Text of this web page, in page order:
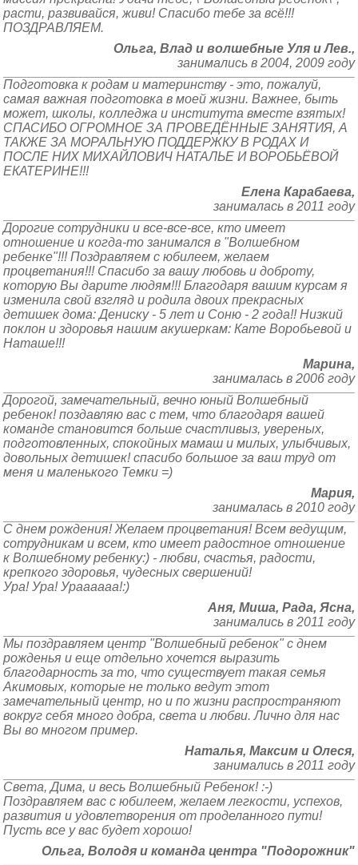
расти, развивайся, живи! Спасибо тебе за всё!!!
ПОЗДРАВЛЯЕМ.
Ольга, Влад и волшебные Уля и Лев.,
занимались в 2004, 2009 году
Подготовка к родам и материнству - это, пожалуй,
самая важная подготовка в моей жизни. Важнее, быть
может, школы, колледжа и института вместе взятых!
СПАСИБО ОГРОМНОЕ ЗА ПРОВЕДЁННЫЕ ЗАНЯТИЯ, А
ТАКЖЕ ЗА МОРАЛЬНУЮ ПОДДЕРЖКУ В РОДАХ И
ПОСЛЕ НИХ МИХАЙЛОВИЧ НАТАЛЬЕ И ВОРОБЬЁВОЙ
ЕКАТЕРИНЕ!!!
Елена Карабаева,
занималась в 2011 году
Дорогие сотрудники и все-все-все, кто имеет
отношение и когда-то занимался в "Волшебном
ребенке"!!! Поздравляем с юбилеем, желаем
процветания!!! Спасибо за вашу любовь и доброту,
которую Вы дарите людям!!! Благодаря вашим курсам я
изменила свой взгляд и родила двоих прекрасных
детишек дома: Дениску - 5 лет и Соню - 2 года!! Низкий
поклон и здоровья нашим акушеркам: Кате Воробьевой и
Наташе!!!
Марина,
занималась в 2006 году
Дорогой, замечательный, вечно юный Волшебный
ребенок! поздавляю вас с тем, что благодаря вашей
команде становится больше счастливыз, увереных,
подготовленных, спокойных мамаш и милых, улыбчивых,
довольных детишек! спасибо большое за ваш труд от
меня и маленького Темки =)
Мария,
занималась в 2010 году
С днем рождения! Желаем процветания! Всем ведущим,
сотрудникам и всем, кто имеет радостное отношение
к Волшебному ребенку:) - любви, счастья, радости,
крепкого здоровья, чудесных свершений!
Ура! Ура! Ураааааа!:)
Аня, Миша, Рада, Ясна,
занимались в 2011 году
Мы поздравляем центр "Волшебный ребенок" с днем
рожденья и еще отдельно хочется выразить
благодарность за то, что существует такая семья
Акимовых, которые не только ведут этот
замечательный центр, но и по жизни распространяют
вокруг себя много добра, света и любви. Лично для нас
Вы во многом пример.
Наталья, Максим и Олеся,
занимались в 2011 году
Света, Дима, и весь Волшебный Ребенок! :-)
Поздравляем вас с юбилеем, желаем легкости, успехов,
развития и удовлетворения от проделанного пути!
Пусть все у вас будет хорошо!
Ольга, Володя и команда центра "Подорожник"